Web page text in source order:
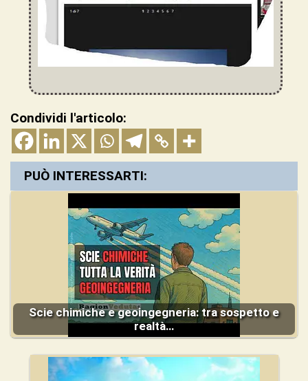
Condividi l'articolo:
PUÒ INTERESSARTI:
Scie chimiche e geoingegneria: tra sospetto e
realtà…